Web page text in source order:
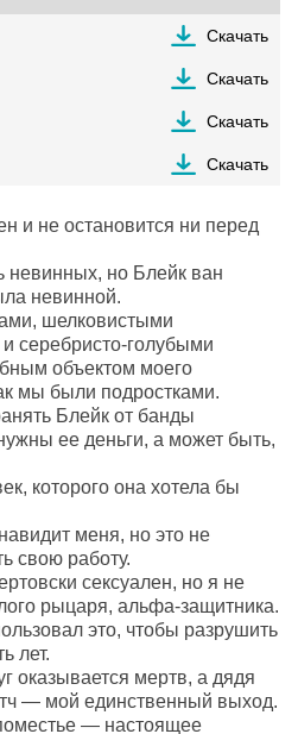
Скачать
Скачать
Скачать
Скачать
и не остановится ни перед
но Блейк ван
невинной.
шелковистыми
серебристо-голубыми
объектом моего
мы были подростками.
Блейк от банды
ее деньги, а может быть,
которого она хотела бы
меня, но это не
свою работу.
сексуален, но я не
рыцаря, альфа-защитника.
это, чтобы разрушить
лет.
оказывается мертв, а дядя
— мой единственный выход.
— настоящее